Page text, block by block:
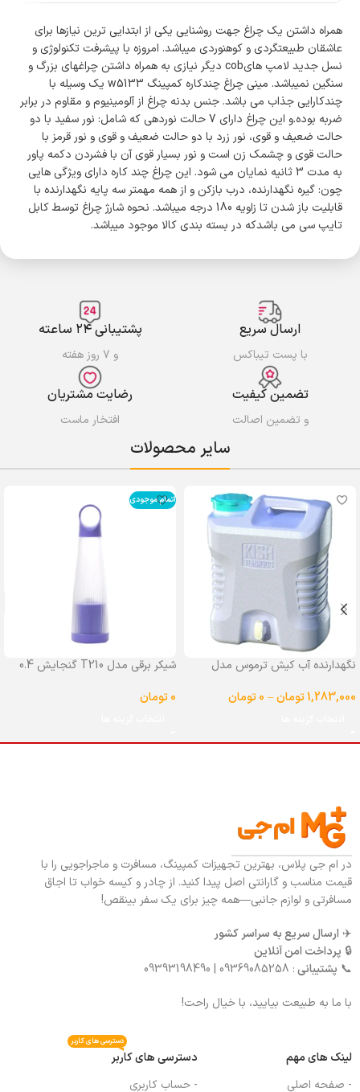
همراه داشتن یک چراغ جهت روشنایی یکی از ابتدایی ترین نیازها برای
عاشقان طبیعتگردی و کوهنوردی میباشد. امروزه با پیشرفت تکنولوژی و
نسل جدید لامپ هایcob دیگر نیازی به همراه داشتن چراغهای بزرگ و
سنگین نمیباشد. مینی چراغ چندکاره کمپینگ w5133 یک وسیله با
چندکارایی جذاب می باشد. جنس بدنه چراغ از آلومینیوم و مقاوم در برابر
ضربه بوده.و این چراغ دارای 7 حالت نوردهی که شامل: نور سفید با دو
حالت ضعیف و قوی، نور زرد با دو حالت ضعیف و قوی و نور قرمز با
حالت قوی و چشمک زن است و نور بسیار قوی آن با فشردن دکمه پاور
به مدت 3 ثانیه نمایان می شود. این چراغ چند کاره دارای ویژگی هایی
چون: گیره نگهدارنده، درب بازکن و از همه مهمتر سه پایه نگهدارنده با
قابلیت باز شدن تا زاویه 180 درجه میباشد. نحوه شارژ چراغ توسط کابل
تایپ سی می باشدکه در بسته بندی کالا موجود میباشد.
ارسال سریع
با پست تیباکس
پشتیبانی ۲۴ ساعته
و ۷ روز هفته
تضمین کیفیت
و تضمین اصالت
رضایت مشتریان
افتخار ماست
سایر محصولات
نگهدارنده آب کیش ترموس مدل
1,283,000تومان–
0تومان
اتمام موجودی
شیکر برقی مدل T210 گنجایش 0.4
0تومان
در ام جی پلاس، بهترین تجهیزات کمپینگ، مسافرت و ماجراجویی را با
قیمت مناسب و گارانتی اصل پیدا کنید. از چادر و کیسه خواب تا اجاق
مسافرتی و لوازم جانبی—همه چیز برای یک سفر بینقص!
✈️ ارسال سریع به سراسر کشور
🔒 پرداخت امن آنلاین
📞 پشتیبانی: 09369085258 | 09393198490
با ما به طبیعت بیایید، با خیال راحت!
لینک های مهم
- صفحه اصلی
دسترسی های کاربر
دسترسی های کاربر
- حساب کاربری